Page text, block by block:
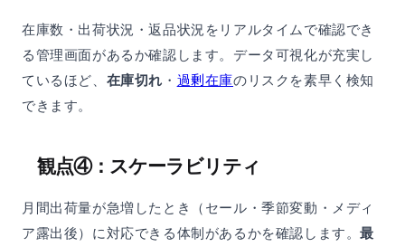
在庫数・出荷状況・返品状況をリアルタイムで確認でき
る管理画面があるか確認します。データ可視化が充実し
ているほど、 在庫切れ ・ 過剰在庫のリスクを素早く検知
できます。
観点④：スケーラビリティ
月間出荷量が急増したとき（セール・季節変動・メディ
ア露出後）に対応できる体制があるかを確認します。最